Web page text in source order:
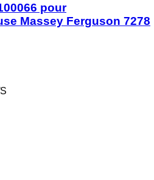
pour
Massey Ferguson 7278